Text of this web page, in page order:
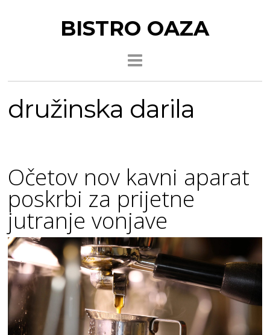
BISTRO OAZA
družinska darila
Očetov nov kavni aparat
poskrbi za prijetne
jutranje vonjave